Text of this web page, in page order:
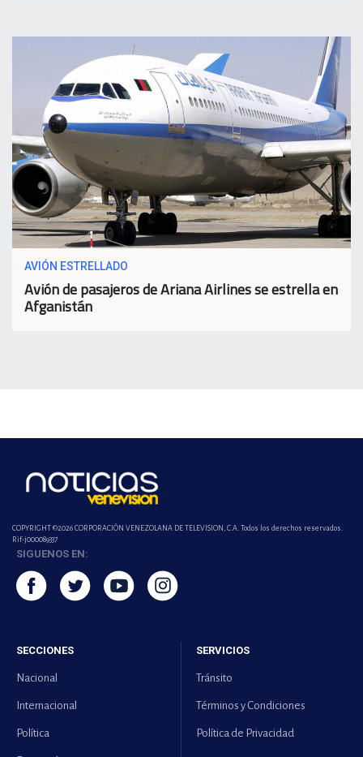
AVIÓN ESTRELLADO
Avión de pasajeros de Ariana Airlines se estrella en
Afganistán
COPYRIGHT ©2026 CORPORACIÓN VENEZOLANA DE TELEVISION, C.A. Todos los derechos reservados.
Rif-j000089337
SIGUENOS EN:
SECCIONES
Nacional
Internacional
Política
SERVICIOS
Tránsito
Términos y Condiciones
Política de Privacidad